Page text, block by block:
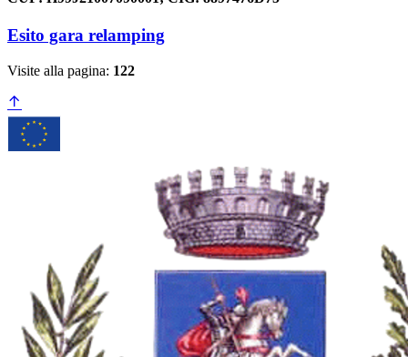
Esito gara relamping
Visite alla pagina: 122